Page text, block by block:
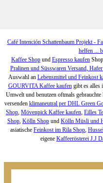
Café Intención Schattenbaum Projekt -
helfen ...
Kaffee Shop und Espresso kaufen
Pralinen und Süsswaren Versand,Hafer
Auswahl an Lebensmittel und Feinkost
GOURVITA Kaffee kaufengibt es alles
Umwelt und benutzen oftmals
versenden klimaneutral per DHL Green
Shop, Mövenpick Kaffee kaufen, Eilles
Shop, Kölln Shop und Kölln Müsli und
asiatische Feinkost im Rila Shop,
eigene Kaffeerösterei J.J